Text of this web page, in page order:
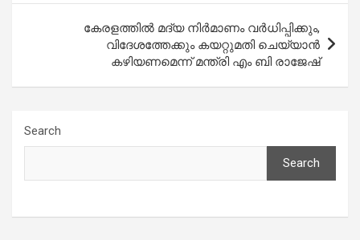
കേരളത്തിൽ മദ്യ നിർമാണം വർധിപ്പിക്കും,
വിദേശത്തേക്കും കയറ്റുമതി ചെയ്യാൻ
കഴിയണമെന്ന് മന്ത്രി എം ബി രാജേഷ്
Search
Search